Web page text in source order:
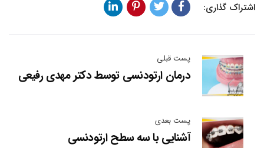
اشتراک گذاری:
پست قبلی
درمان ارتودنسی توسط دکتر مهدی رفیعی
پست بعدی
آشنایی با سه سطح ارتودنسی